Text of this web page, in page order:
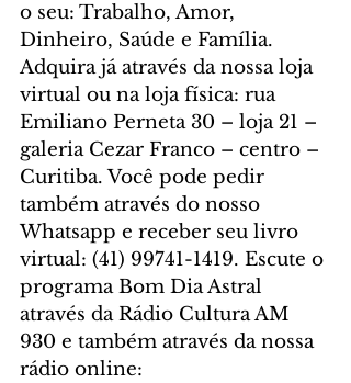
o seu: Trabalho, Amor,
Dinheiro, Saúde e Família.
Adquira já através da nossa loja
virtual ou na loja física: rua
Emiliano Perneta 30 – loja 21 –
galeria Cezar Franco – centro –
Curitiba. Você pode pedir
também através do nosso
Whatsapp e receber seu livro
virtual: (41) 99741-1419. Escute o
programa Bom Dia Astral
através da Rádio Cultura AM
930 e também através da nossa
rádio online: